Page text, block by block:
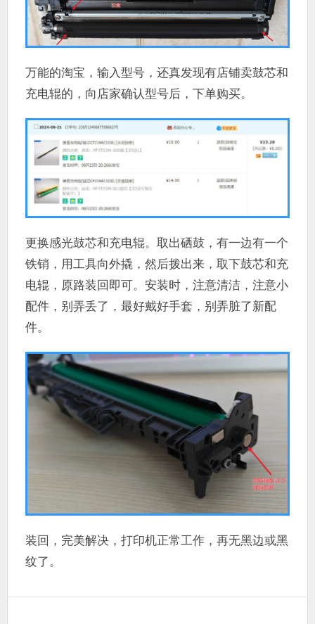
万能的淘宝，输入型号，还真发现有店铺卖鼓芯和
充电辊的，向店家确认型号后，下单购买。
更换感光鼓芯和充电辊。取出硒鼓，有一边有一个
铁销，用工具向外撬，然后拨出来，取下鼓芯和充
电辊，原路装回即可。安装时，注意清洁，注意小
配件，别弄丢了，最好戴好手套，别弄脏了新配
件。
装回，完美解决，打印机正常工作，再无黑边或黑
纹了。